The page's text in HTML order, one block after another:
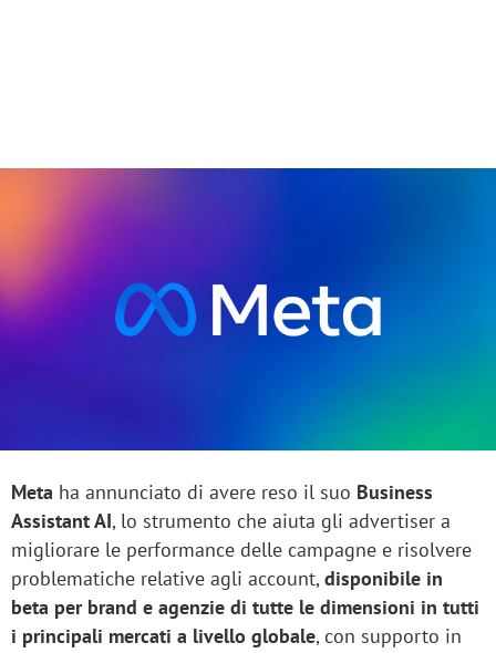
Meta ha annunciato di avere reso il suo Business
Assistant AI, lo strumento che aiuta gli advertiser a
migliorare le performance delle campagne e risolvere
problematiche relative agli account,disponibile in
beta per brand e agenzie di tutte le dimensioni in tutti
i principali mercati a livello globale, con supporto in